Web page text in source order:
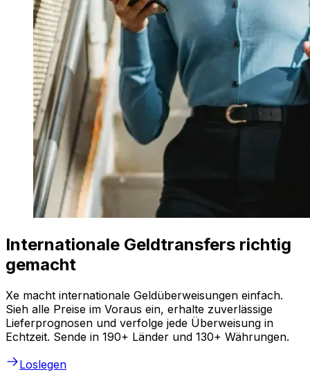
Internationale Geldtransfers richtig
gemacht
Xe macht internationale Geldüberweisungen einfach.
Sieh alle Preise im Voraus ein, erhalte zuverlässige
Lieferprognosen und verfolge jede Überweisung in
Echtzeit. Sende in 190+ Länder und 130+ Währungen.
Loslegen